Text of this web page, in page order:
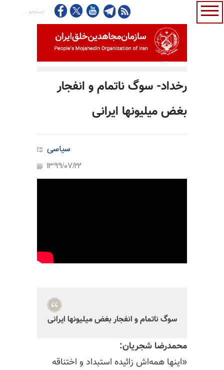
رخداد- سوگ ناتمام و انفجار
بغض میلیونها ایرانی
سیاسی
1399/07/22
سوگ ناتمام و انفجار بغض میلیونها ایرانی
محمدرضا شجریان:
«اینها همه‌اش زائیده استبداد و اختناقه